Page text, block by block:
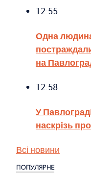
12:55
Одна
на
12:58
У
наскрізь
Всі новини
ПОПУЛЯРНЕ